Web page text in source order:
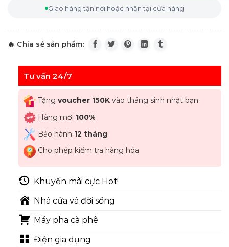
Giao hàng tận nơi hoặc nhận tại cửa hàng
Tư vấn 24/7
Tặng voucher 150Kvào tháng sinh nhật bạn
Hàng mới 100%
Bảo hành 12 tháng
Cho phép kiểm tra hàng hóa
Khuyến mãi cực Hot!
Nhà cửa và đời sống
Máy pha cà phê
Điện gia dụng